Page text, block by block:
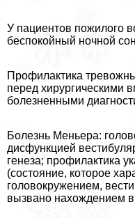
У пациентов пожилого
беспокойный ночной
Профилактика
перед хирургическими
болезненными
Болезнь Меньера:
дисфункцией
генеза; профилактика
(состояние, которое
головокружением,
вызвано нахождением